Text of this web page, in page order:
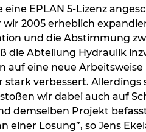
EPLAN 5-Lizenz
2005 erheblich
und die Abstimmung
Abteilung Hydraulik
eine neue
verbessert.
wir dabei auch auf
demselben Projekt
Lösung”, so Jens